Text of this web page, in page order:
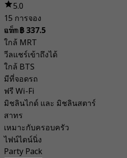
5.0
15 การจอง
จาก฿ 337.5
แท็ก
ใกล้ MRT
วีลแชร์เข้าถึงได้
ใกล้ BTS
มีที่จอดรถ
ฟรี Wi-Fi
มิชลินไกด์ และ มิชลินสตาร์
สาทร
เหมาะกับครอบครัว
ไฟน์ไดน์นิ่ง
Party Pack